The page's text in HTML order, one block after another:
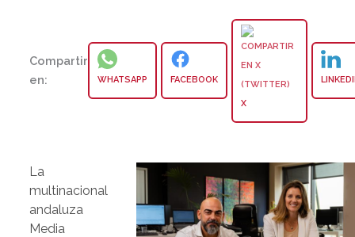
Compartir
en:
WHATSAPP FACEBOOK
X
La
multinacional
andaluza
Media